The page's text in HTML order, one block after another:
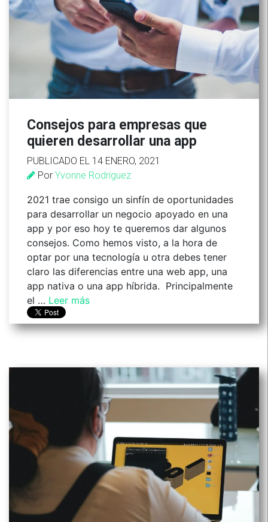
Consejos para empresas que
quieren desarrollar una app
PUBLICADO EL 14 ENERO, 2021
Por Yvonne Rodríguez
2021 trae consigo un sinfín de oportunidades
para desarrollar un negocio apoyado en una
app y por eso hoy te queremos dar algunos
consejos. Como hemos visto, a la hora de
optar por una tecnología u otra debes tener
claro las diferencias entre una web app, una
app nativa o una app híbrida. Principalmente
el … Leer más